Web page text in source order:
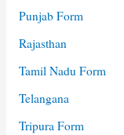
Punjab Form
Rajasthan
Tamil Nadu Form
Telangana
Tripura Form